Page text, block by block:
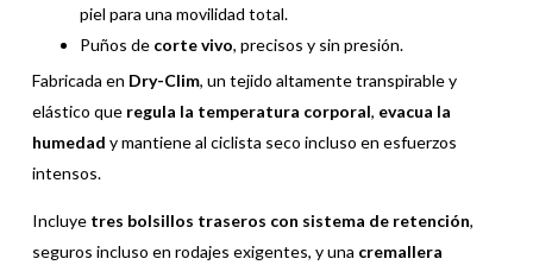
piel para una movilidad total.
Puños de corte vivo, precisos y sin presión.
Fabricada en Dry-Clim, un tejido altamente transpirable y
elástico que regula la temperatura corporal, evacua la
humedad y mantiene al ciclista seco incluso en esfuerzos
intensos.
Incluye tres bolsillos traseros con sistema de retención,
seguros incluso en rodajes exigentes, y una cremallera